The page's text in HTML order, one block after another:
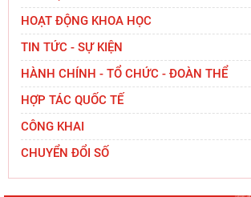
HOẠT ĐỘNG KHOA HỌC
TIN TỨC - SỰ KIỆN
HÀNH CHÍNH - TỔ CHỨC - ĐOÀN THỂ
HỢP TÁC QUỐC TẾ
CÔNG KHAI
CHUYỂN ĐỔI SỐ